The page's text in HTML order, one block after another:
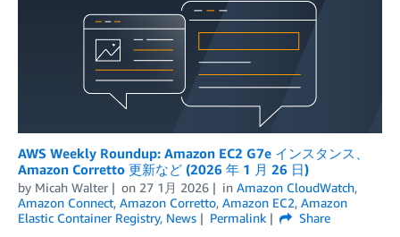
AWS Weekly Roundup: Amazon EC2 G7e インスタンス、
Amazon Corretto 更新など (2026 年 1 月 26 日)
by Micah Walter on 27 1月 2026 in Amazon CloudWatch,
Amazon Connect, Amazon Corretto, Amazon EC2, Amazon
Elastic Container Registry, News Permalink
Share